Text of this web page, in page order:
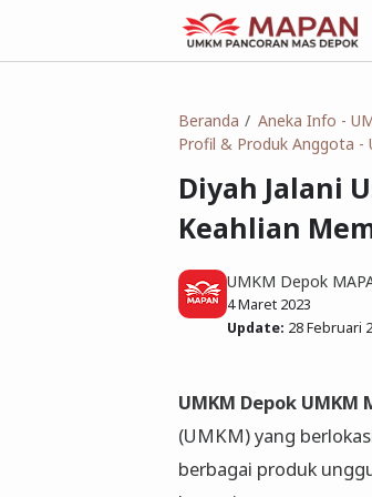
Beranda Aneka Info -
Profil & Produk Anggota -
Diyah Jalani
Keahlian
UMKM Depok
4 Maret 2023
Update: 28 Februari
UMKM Depok UMKM
(UMKM) yang
berbagai produk